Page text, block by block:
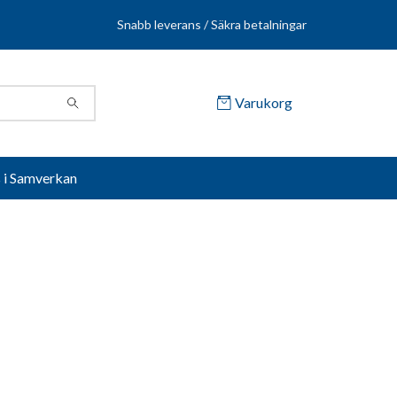
Snabb leverans / Säkra betalningar
Varukorg
Samverkan